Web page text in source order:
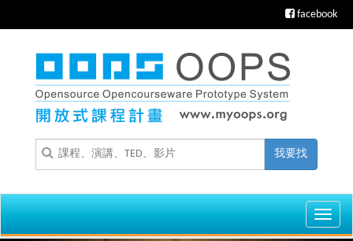
facebook
我要找